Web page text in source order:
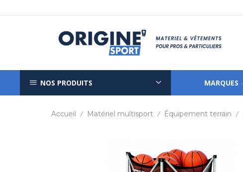
NOS PRODUITS MARQUES
Accueil / Matériel multisport / Équipement terrain /